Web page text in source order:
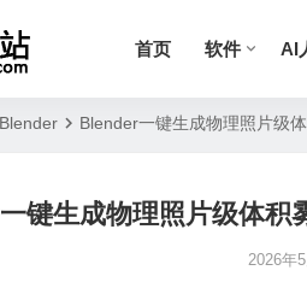
首页 软件 AI
Blender Blender一键生成物理照片级
键生成物理照片级体
2026年